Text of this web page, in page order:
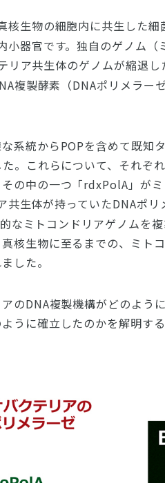
核生物の細胞内に共生した細
小器官です。独自のゲノム
リア共生体のゲノムが縮退
複製酵素（DNAポリメラー
系統からPOPを含めて既知
。これらについて、それぞ
の中の一つ「rdxPolA」が
共生体が持っていたDNAポ
なミトコンドリアゲノムを
核生物に至るまでの、ミト
した。
のDNA複製機構がどのよう
うに確立したのかを解明す